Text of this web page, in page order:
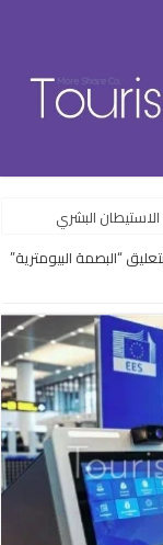
البشري
“البصمة البيومترية”